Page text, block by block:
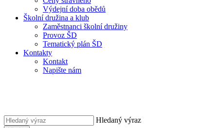
Výdejní doba obědů
Školní družina a klub
Zaměstnanci školní družiny
Provoz ŠD
Tematický plán ŠD
Kontakty
Kontakt
Napište nám
Hledaný výraz